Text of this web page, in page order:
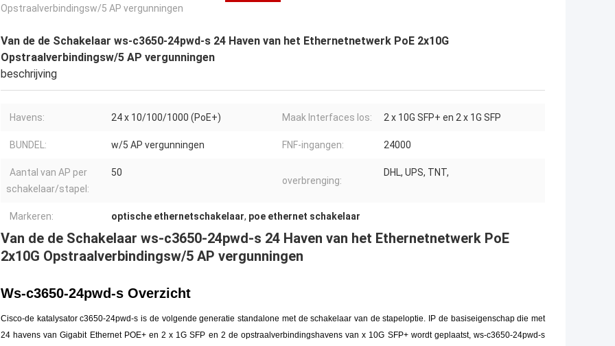
Opstraalverbindingsw/5 AP vergunningen
Van de de Schakelaar ws-c3650-24pwd-s 24 Haven van het Ethernetnetwerk PoE 2x10G
Opstraalverbindingsw/5 AP vergunningen
beschrijving
Havens: 24 x 10/100/1000 (PoE+) Maak Interfaces los: 2 x 10G SFP+ en 2 x 1G SFP
BUNDEL: w/5 AP vergunningen FNF-ingangen: 24000
Aantal van AP per
schakelaar/stapel:
50
overbrenging:
DHL, UPS, TNT,
Markeren: optische ethernetschakelaar, poe ethernet schakelaar
Van de de Schakelaar ws-c3650-24pwd-s 24 Haven van het Ethernetnetwerk PoE
2x10G Opstraalverbindingsw/5 AP vergunningen
Ws-c3650-24pwd-s Overzicht
Cisco-de katalysator c3650-24pwd-s is de volgende generatie standalone met de schakelaar van de stapeloptie. IP de basiseigenschap die met
24 havens van Gigabit Ethernet POE+ en 2 x 1G SFP en 2 de opstraalverbindingshavens van x 10G SFP+ wordt geplaatst, ws-c3650-24pwd-s